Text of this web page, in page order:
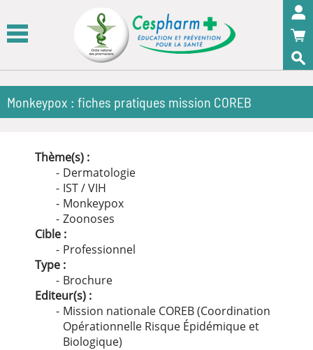
Monkeypox : fiches pratiques mission COREB
Thème(s) :
Dermatologie
IST / VIH
Monkeypox
Zoonoses
Cible :
Professionnel
Type :
Brochure
Editeur(s) :
Mission nationale COREB (Coordination
Opérationnelle Risque Épidémique et
Biologique)